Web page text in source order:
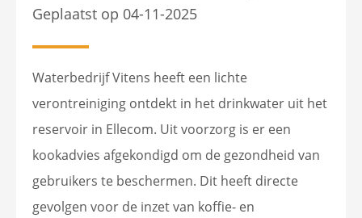
Geplaatst op 04-11-2025
Waterbedrijf Vitens heeft een lichte
verontreiniging ontdekt in het drinkwater uit het
reservoir in Ellecom. Uit voorzorg is er een
kookadvies afgekondigd om de gezondheid van
gebruikers te beschermen. Dit heeft directe
gevolgen voor de inzet van koffie- en